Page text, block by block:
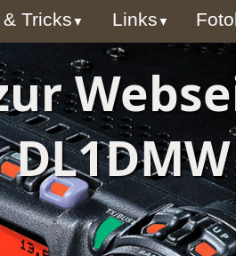
Tricks ▼ Links ▼
DL1DMW